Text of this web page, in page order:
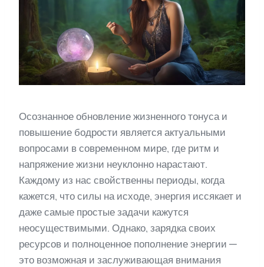
Осознанное обновление жизненного тонуса и
повышение бодрости является актуальными
вопросами в современном мире, где ритм и
напряжение жизни неуклонно нарастают.
Каждому из нас свойственны периоды, когда
кажется, что силы на исходе, энергия иссякает и
даже самые простые задачи кажутся
неосуществимыми. Однако, зарядка своих
ресурсов и полноценное пополнение энергии —
это возможная и заслуживающая внимания